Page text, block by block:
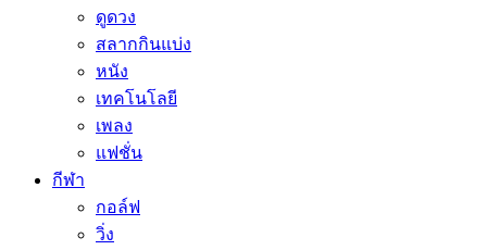
ดูดวง
สลากกินแบ่ง
หนัง
เทคโนโลยี
เพลง
แฟชั่น
กีฬา
กอล์ฟ
วิ่ง